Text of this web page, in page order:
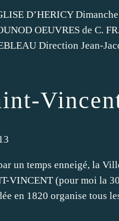
D’HERICY
OEUVRES de C.
Direction Jean-
un temps enneigé, la
VINCENT (pour moi la
en 1820 organise tous